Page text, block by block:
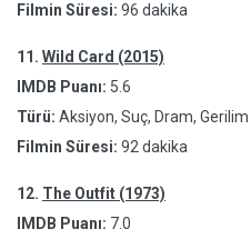
Filmin Süresi: 96 dakika
11. Wild Card (2015)
IMDB Puanı: 5.6
Türü: Aksiyon, Suç, Dram, Gerilim
Filmin Süresi: 92 dakika
12. The Outfit (1973)
IMDB Puanı: 7.0